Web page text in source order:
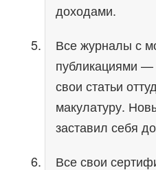
доходами.
Все журналы с
публикациями —
свои статьи
макулатуру.
заставил себя
Все свои